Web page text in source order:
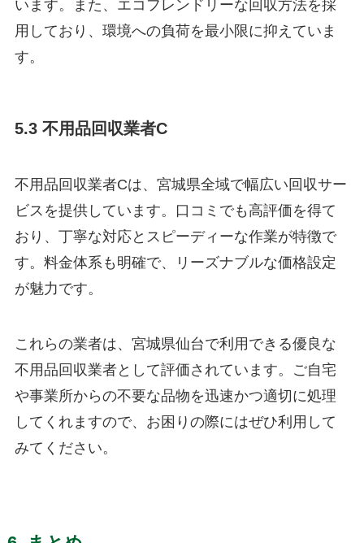
います。また、エコフレンドリーな回収方法を採
用しており、環境への負荷を最小限に抑えていま
す。
5.3 不用品回収業者C
不用品回収業者Cは、宮城県全域で幅広い回収サー
ビスを提供しています。口コミでも高評価を得て
おり、丁寧な対応とスピーディーな作業が特徴で
す。料金体系も明確で、リーズナブルな価格設定
が魅力です。
これらの業者は、宮城県仙台で利用できる優良な
不用品回収業者として評価されています。ご自宅
や事業所からの不要な品物を迅速かつ適切に処理
してくれますので、お困りの際にはぜひ利用して
みてください。